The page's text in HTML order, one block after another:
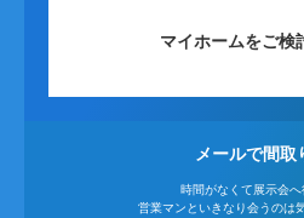
マイホームをご検
メールで間取
時間がなくて展示会へ
営業マンといきなり会うのは